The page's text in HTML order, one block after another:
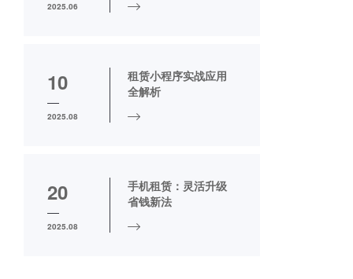
2025.06
10
2025.08
租赁小程序实战应用
全解析
20
2025.08
手机租赁：灵活升级
省钱新法